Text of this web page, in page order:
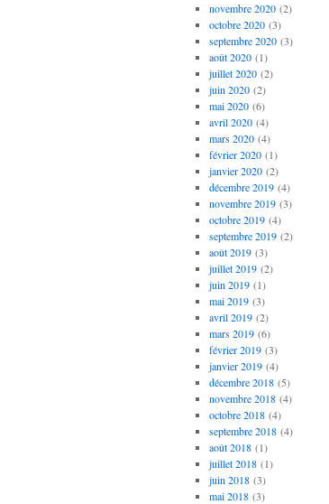
novembre 2020(2)
octobre 2020(3)
septembre 2020(3)
août 2020(1)
juillet 2020(2)
juin 2020(2)
mai 2020(6)
avril 2020(4)
mars 2020(4)
février 2020(1)
janvier 2020(2)
décembre 2019(4)
novembre 2019(3)
octobre 2019(4)
septembre 2019(2)
août 2019(3)
juillet 2019(2)
juin 2019(1)
mai 2019(3)
avril 2019(2)
mars 2019(6)
février 2019(3)
janvier 2019(4)
décembre 2018(5)
novembre 2018(4)
octobre 2018(4)
septembre 2018(4)
août 2018(1)
juillet 2018(1)
juin 2018(3)
mai 2018(3)